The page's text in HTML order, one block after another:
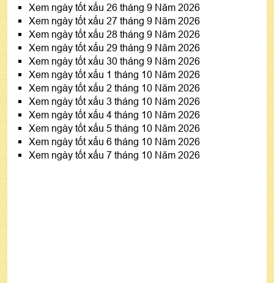
Xem ngày tốt xấu 26 tháng 9 Năm 2026
Xem ngày tốt xấu 27 tháng 9 Năm 2026
Xem ngày tốt xấu 28 tháng 9 Năm 2026
Xem ngày tốt xấu 29 tháng 9 Năm 2026
Xem ngày tốt xấu 30 tháng 9 Năm 2026
Xem ngày tốt xấu 1 tháng 10 Năm 2026
Xem ngày tốt xấu 2 tháng 10 Năm 2026
Xem ngày tốt xấu 3 tháng 10 Năm 2026
Xem ngày tốt xấu 4 tháng 10 Năm 2026
Xem ngày tốt xấu 5 tháng 10 Năm 2026
Xem ngày tốt xấu 6 tháng 10 Năm 2026
Xem ngày tốt xấu 7 tháng 10 Năm 2026